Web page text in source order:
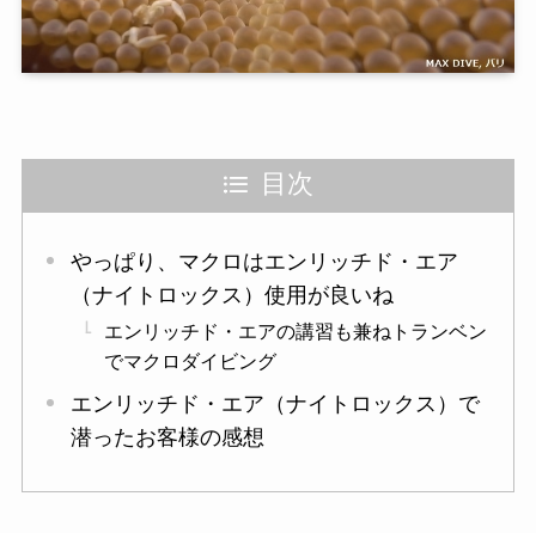
目次
やっぱり、マクロはエンリッチド・エア
（ナイトロックス）使用が良いね
エンリッチド・エアの講習も兼ねトランベン
でマクロダイビング
エンリッチド・エア（ナイトロックス）で
潜ったお客様の感想